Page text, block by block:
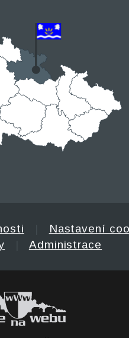
Nastavení
Administrace